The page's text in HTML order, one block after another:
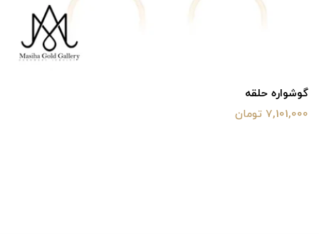
گوشواره حلقه
7,101,000 تومان